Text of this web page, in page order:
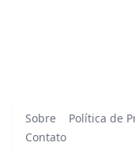
Sobre Política de
Contato